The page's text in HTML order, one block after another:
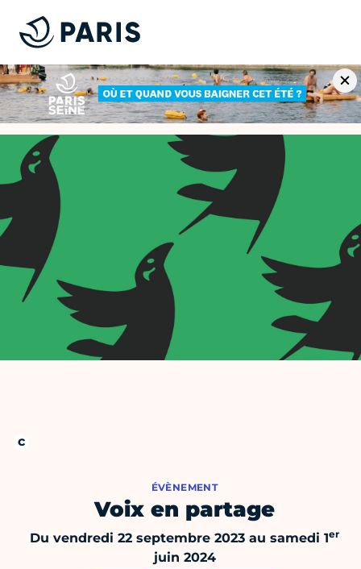
ÉVÈNEMENT
Voix en partage
Du vendredi 22 septembre 2023 au samedi 1er
juin 2024